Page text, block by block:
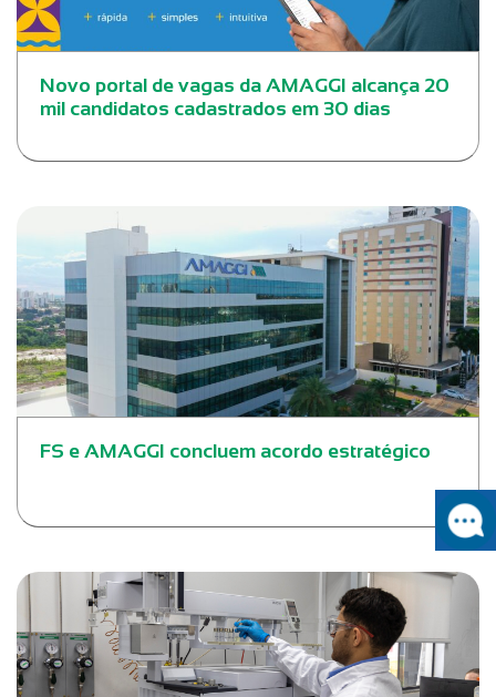
Novo portal de vagas da AMAGGI alcança 20
mil candidatos cadastrados em 30 dias
FS e AMAGGI concluem acordo estratégico